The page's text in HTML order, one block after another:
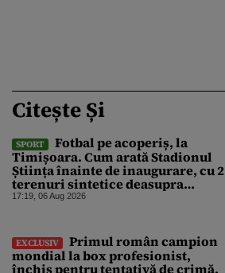
Citește Și
SPORT
Fotbal pe acoperiș, la
Timișoara. Cum arată Stadionul
Știința înainte de inaugurare, cu 2
terenuri sintetice deasupra
tribunei
17:19, 06 Aug 2026
EXCLUSIV
Primul român campion
mondial la box profesionist,
închis pentru tentativă de crimă.